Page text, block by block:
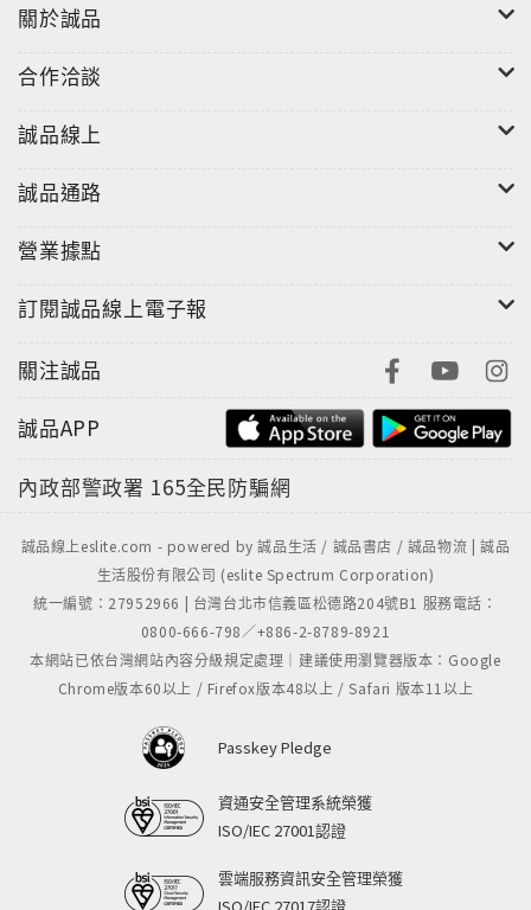
關於誠品
合作洽談
誠品線上
誠品通路
營業據點
訂閱誠品線上電子報
關注誠品
誠品APP
內政部警政署 165全民防騙網
誠品線上eslite.com - powered by 誠品生活 / 誠品書店 / 誠品物流 | 誠品
生活股份有限公司 (eslite Spectrum Corporation)
統一編號：27952966 | 台灣台北市信義區松德路204號B1 服務電話：
0800-666-798／+886-2-8789-8921
本網站已依台灣網站內容分級規定處理｜建議使用瀏覽器版本：Google
Chrome版本60以上 / Firefox版本48以上 / Safari 版本11以上
Passkey Pledge
資通安全管理系統榮獲
ISO/IEC 27001認證
雲端服務資訊安全管理榮獲